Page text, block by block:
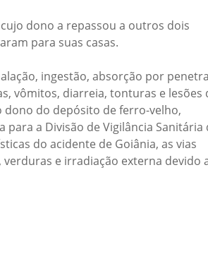
dono a repassou a outros dois
para suas casas.
ingestão, absorção por
vômitos, diarreia, tonturas e lesões
dono do depósito de ferro-velho,
a Divisão de Vigilância Sanitária
do acidente de Goiânia, as vias
e irradiação externa devido